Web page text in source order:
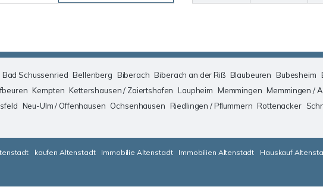
Bad Schussenried Bellenberg Biberach Biberach an der Riß Blaubeuren Bubesheim
Kempten Kettershausen / Zaiertshofen Laupheim Memmingen Memmingen /
Neu-Ulm / Offenhausen Ochsenhausen Riedlingen / Pflummern Rottenacker
kaufen Altenstadt Immobilie Altenstadt Immobilien Altenstadt Hauskauf